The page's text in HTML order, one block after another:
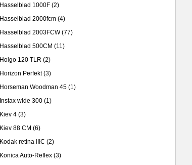
Hasselblad 1000F (2)
Hasselblad 2000fcm (4)
Hasselblad 2003FCW(77)
Hasselblad 500CM (11)
Holgo 120 TLR (2)
Horizon Perfekt(3)
Horseman Woodman 45 (1)
Instax wide 300 (1)
Kiev 4 (3)
Kiev 88 CM (6)
Kodak retina IIIC (2)
Konica Auto-Reflex (3)